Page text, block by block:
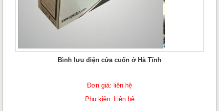
Bình lưu điện cửa cuốn ở Hà Tĩnh
Đơn giá: liên hệ
Phụ kiện: Liên hệ